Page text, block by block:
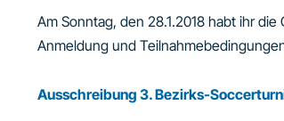
Am Sonntag, den 28.1.2018 habt ihr
Anmeldung und
Ausschreibung 3. Bezirks-